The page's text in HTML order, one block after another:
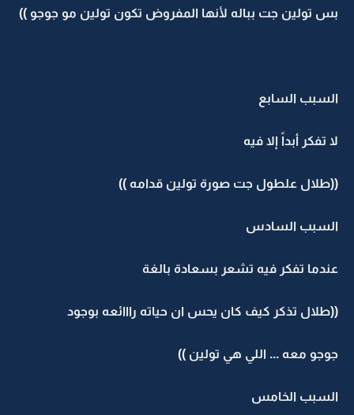
بس تولين جت بباله لأنها المفروض تكون تولين مو جوجو ))
السبب السابع
لا تفكر أبداً إلا فيه
((طلال علطول جت صورة تولين قدامه ))
السبب السادس
عندما تفكر فيه تشعر بسعادة بالغة
((طلال تذكر كيف كان يحس ان حياته رااائعه بوجود
جوجو معه ... اللي هي تولين ))
السبب الخامس